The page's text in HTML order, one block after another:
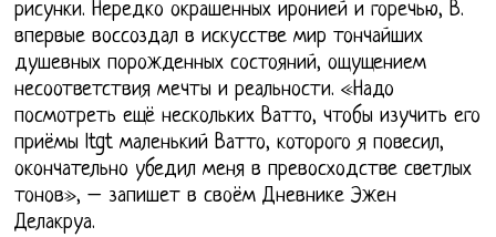
рисунки. Нередко окрашенных иронией и горечью, В.
впервые воссоздал в искусстве мир тончайших
душевных порожденных состояний, ощущением
несоответствия мечты и реальности. «Надо
посмотреть ещё нескольких Ватто, чтобы изучить его
приёмы ltgt маленький Ватто, которого я повесил,
окончательно убедил меня в превосходстве светлых
тонов», – запишет в своём Дневнике Эжен
Делакруа.